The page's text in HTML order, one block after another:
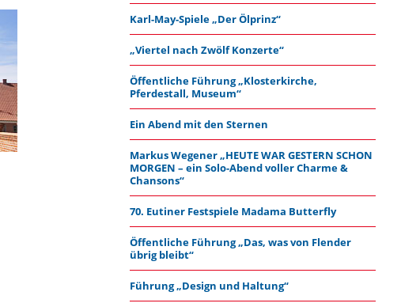
Karl-May-Spiele „Der Ölprinz“
„Viertel nach Zwölf Konzerte“
Öffentliche Führung „Klosterkirche,
Pferdestall, Museum“
Ein Abend mit den Sternen
Markus Wegener „HEUTE WAR GESTERN SCHON
MORGEN – ein Solo-Abend voller Charme &
Chansons“
70. Eutiner Festspiele Madama Butterfly
Öffentliche Führung „Das, was von Flender
übrig bleibt“
Führung „Design und Haltung“